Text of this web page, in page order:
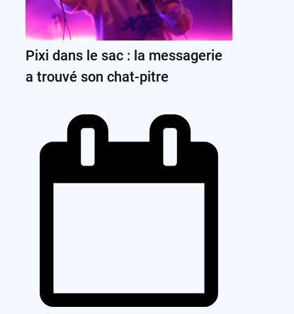
Pixi dans le sac : la messagerie
a trouvé son chat-pitre